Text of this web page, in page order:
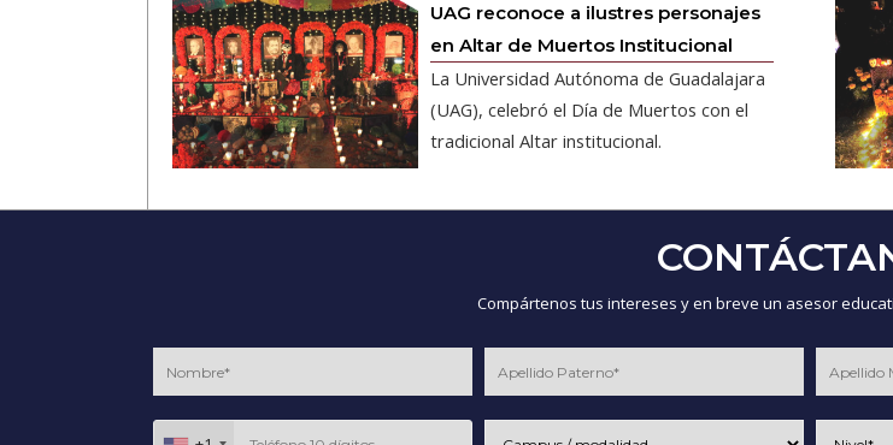
UAG reconoce a ilustres personajes
en Altar de Muertos Institucional
La Universidad Autónoma de Guadalajara
(UAG), celebró el Día de Muertos con el
tradicional Altar institucional.
Compártenos tus intereses y en breve un asesor